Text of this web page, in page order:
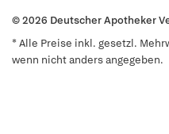
© 2026 Deutscher Apotheker
* Alle Preise inkl. gesetzl.
wenn nicht anders angegeben.